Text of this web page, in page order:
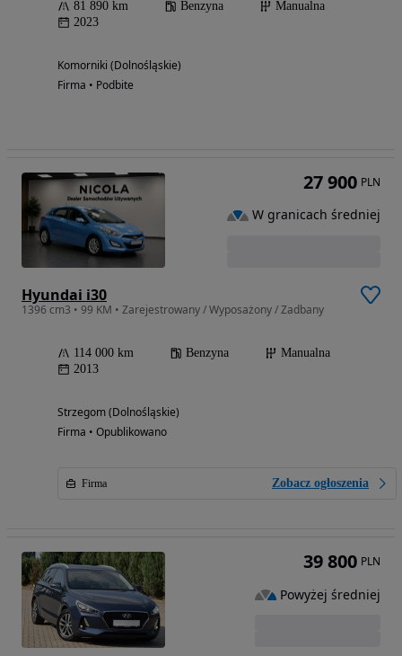
81 890 km Benzyna
Manualna
2023
Komorniki (Dolnośląskie)
Firma • Podbite
Hyundai i30
1396 cm3 • 99 KM • Zarejestrowany / Wyposażony / Zadbany
114 000 km Benzyna
Manualna
2013
Strzegom (Dolnośląskie)
Firma • Opublikowano
Firma Zobacz ogłoszenia
27 900 PLN
W granicach średniej
39 800 PLN
Powyżej średniej